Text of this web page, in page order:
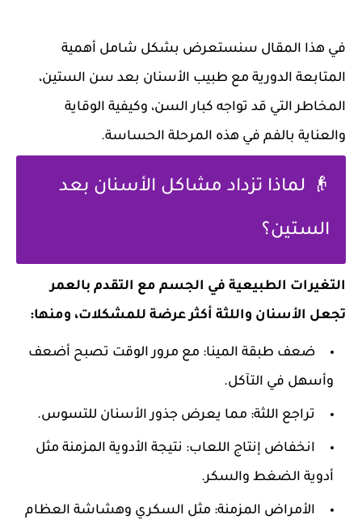
في هذا المقال سنستعرض بشكل شامل أهمية
المتابعة الدورية مع طبيب الأسنان بعد سن الستين،
المخاطر التي قد تواجه كبار السن، وكيفية الوقاية
والعناية بالفم في هذه المرحلة الحساسة.
👴 لماذا تزداد مشاكل الأسنان بعد
الستين؟
التغيرات الطبيعية في الجسم مع التقدم بالعمر
تجعل الأسنان واللثة أكثر عرضة للمشكلات، ومنها:
ضعف طبقة المينا: مع مرور الوقت تصبح أضعف
وأسهل في التآكل.
تراجع اللثة: مما يعرض جذور الأسنان للتسوس.
انخفاض إنتاج اللعاب: نتيجة الأدوية المزمنة مثل
أدوية الضغط والسكر.
الأمراض المزمنة: مثل السكري وهشاشة العظام